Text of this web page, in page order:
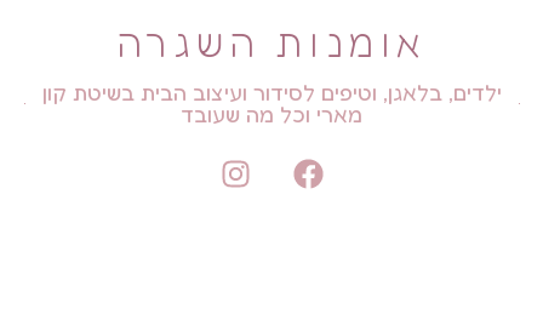
אומנות השגרה
ילדים, בלאגן, וטיפים לסידור ועיצוב הבית בשיטת קון
מארי וכל מה שעובד